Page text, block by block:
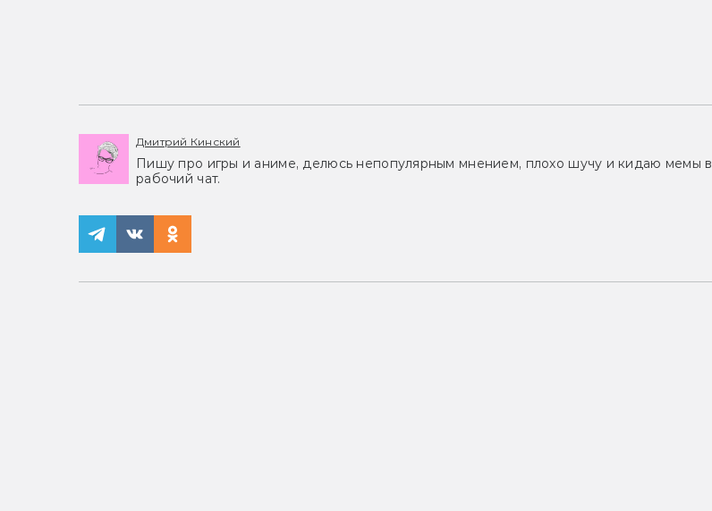
Дмитрий Кинский
Пишу про игры и аниме, делюсь непопулярным мнением, плохо шучу и кидаю мемы в
рабочий чат.